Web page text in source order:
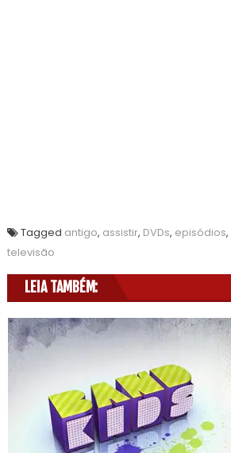
Tagged antigo, assistir, DVDs, episódios,
televisão
LEIA TAMBÉM: